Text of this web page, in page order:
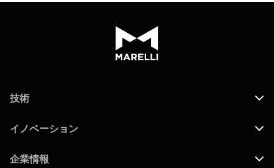
技術
イノベーション
企業情報